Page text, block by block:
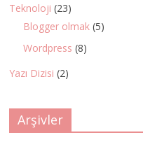
Teknoloji (23)
Blogger olmak (5)
Wordpress (8)
Yazı Dizisi (2)
Arşivler